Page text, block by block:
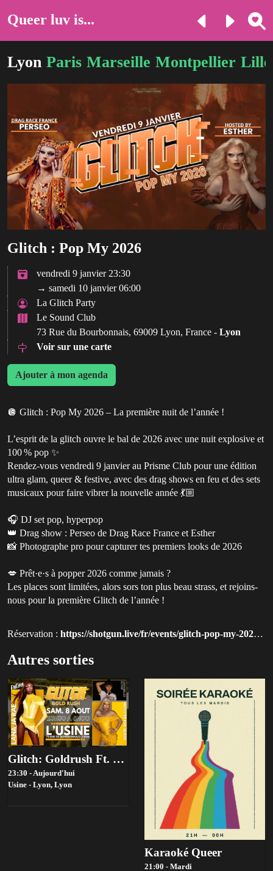
Queer luv is...
Lyon Paris Marseille Montpellier Lille
Glitch : Pop My 2026
vendredi 9 janvier 23:30
→ samedi 10 janvier 06:00
La Glitch Party
Le Sound Club
73 Rue du Bourbonnais, 69009 Lyon, France - Lyon
Voir sur une carte
Ajouter à mon agenda
🪩 Glitch : Pop My 2026 – La première nuit de l’année !
L’esprit de la glitch ouvre le bal de 2026 avec une nuit explosive et
100 % pop ✨
Rendez-vous vendredi 9 janvier au Prisme Club pour une édition
ultra glam, queer & festive, avec des drag shows en feu et des sets
musicaux pour faire vibrer la nouvelle année 💃🏼
🎧 DJ set pop, hyperpop
👑 Drag show : Perseo de Drag Race France et Esther
📸 Photographe pro pour capturer tes premiers looks de 2026
💋 Prêt·e·s à popper 2026 comme jamais ?
Les places sont limitées, alors sors ton plus beau strass, et rejoins-
nous pour la première Glitch de l’année !
Réservation : https://shotgun.live/fr/events/glitch-pop-my-2026?utm_source=qluvis-com
Autres sorties
Glitch: Goldrush Ft. Lana Ja'rae (Rupaul's Drag Race Us S17)
23:30 - Aujourd'hui
Usine - Lyon, Lyon
Karaoké Queer
21:00 - Mardi